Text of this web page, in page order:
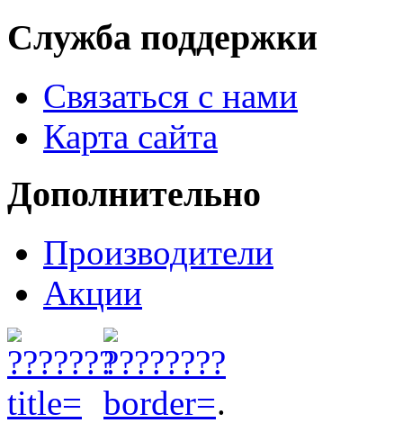
Служба поддержки
Связаться с нами
Карта сайта
Дополнительно
Производители
Акции
.